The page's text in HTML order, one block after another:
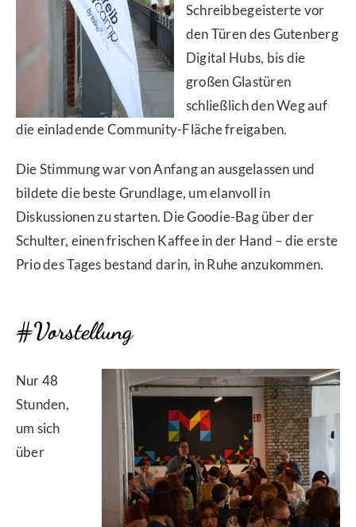
Schreibbegeisterte vor
den Türen des Gutenberg
Digital Hubs, bis die
großen Glastüren
schließlich den Weg auf
die einladende Community-Fläche freigaben.
Die Stimmung war von Anfang an ausgelassen und
bildete die beste Grundlage, um elanvoll in
Diskussionen zu starten. Die Goodie-Bag über der
Schulter, einen frischen Kaffee in der Hand – die erste
Prio des Tages bestand darin, in Ruhe anzukommen.
#Vorstellung
Nur 48
Stunden,
um sich
über